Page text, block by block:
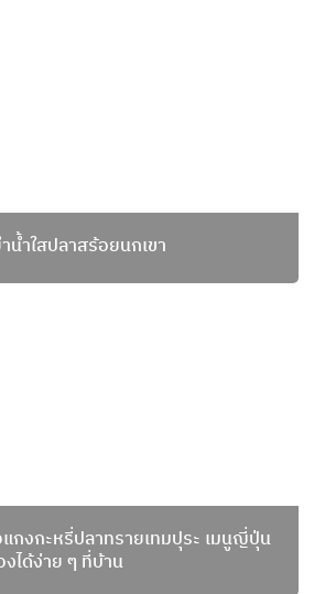
ำใสปลาสร้อยนกเขา
กงกะหรี่ปลาทรายเทมปุระ เมนูญี่ปุ่น
งได้ง่าย ๆ ที่บ้าน